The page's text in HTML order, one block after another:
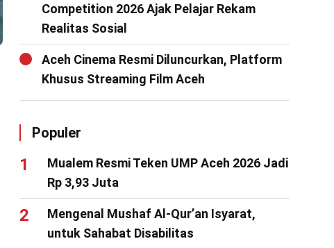
Competition 2026 Ajak Pelajar Rekam
Realitas Sosial
Aceh Cinema Resmi Diluncurkan, Platform
Khusus Streaming Film Aceh
Populer
Mualem Resmi Teken UMP Aceh 2026 Jadi
Rp 3,93 Juta
Mengenal Mushaf Al-Qur’an Isyarat,
untuk Sahabat Disabilitas